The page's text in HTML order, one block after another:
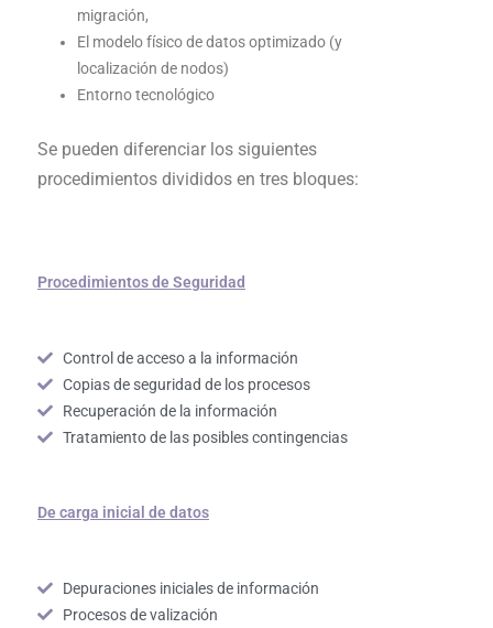
migración,
El modelo físico de datos optimizado (y
localización de nodos)
Entorno tecnológico
Se pueden diferenciar los siguientes
procedimientos divididos en tres bloques:
Procedimientos de Seguridad
Control de acceso a la información
Copias de seguridad de los procesos
Recuperación de la información
Tratamiento de las posibles contingencias
De carga inicial de datos
Depuraciones iniciales de información
Procesos de valización